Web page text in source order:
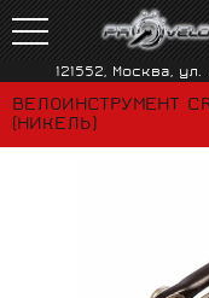
121552, Москва,
ВЕЛОИНСТРУМЕНТ
(НИКЕЛЬ)